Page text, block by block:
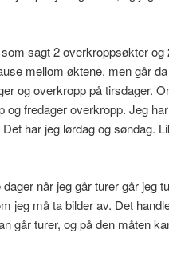
sagt 2 overkroppsøkter
mellom øktene, men går
og overkropp på tirsdager.
og fredager overkropp. Jeg
har jeg lørdag og søndag.
dager når jeg går turer går jeg
jeg må ta bilder av. Det
går turer, og på den måten